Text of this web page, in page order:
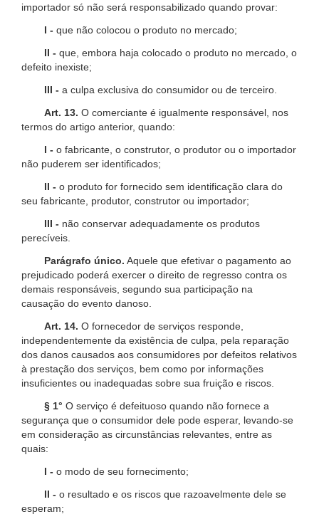
importador só não será responsabilizado quando provar:
I - que não colocou o produto no mercado;
II - que, embora haja colocado o produto no mercado, o
defeito inexiste;
III - a culpa exclusiva do consumidor ou de terceiro.
Art. 13. O comerciante é igualmente responsável, nos
termos do artigo anterior, quando:
I - o fabricante, o construtor, o produtor ou o importador
não puderem ser identificados;
II - o produto for fornecido sem identificação clara do
seu fabricante, produtor, construtor ou importador;
III - não conservar adequadamente os produtos
perecíveis.
Parágrafo único. Aquele que efetivar o pagamento ao
prejudicado poderá exercer o direito de regresso contra os
demais responsáveis, segundo sua participação na
causação do evento danoso.
Art. 14. O fornecedor de serviços responde,
independentemente da existência de culpa, pela reparação
dos danos causados aos consumidores por defeitos relativos
à prestação dos serviços, bem como por informações
insuficientes ou inadequadas sobre sua fruição e riscos.
§ 1° O serviço é defeituoso quando não fornece a
segurança que o consumidor dele pode esperar, levando-se
em consideração as circunstâncias relevantes, entre as
quais:
I - o modo de seu fornecimento;
II - o resultado e os riscos que razoavelmente dele se
esperam;